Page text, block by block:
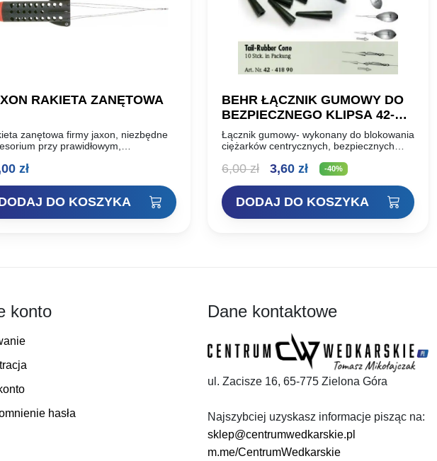
RAKIETA ZANĘTOWA
zanętowa firmy jaxon, niezbędne
przy prawidłowym,
zł
DO KOSZYKA
BEHR ŁĄCZNIK GUMOWY DO
BEZPIECZNEGO KLIPSA 42-
41890
Łącznik gumowy- wykonany do blokowania
ciężarków centrycznych, bezpiecznych
połączenia z rurką antysplątaniową, w
zaczep ciężarka i węzeł. Element…
6,00zł
Pierwotna
cena
wynosiła:
3,60 złAktualna
cena
wynosi:
-40%
DODAJ DO KOSZYKA
konto
hasła
Dane kontaktowe
ul. Zacisze 16, 65-775 Zielona Góra
Najszybciej uzyskasz informacje pisząc na:
sklep@centrumwedkarskie.pl
m.me/CentrumWedkarskie